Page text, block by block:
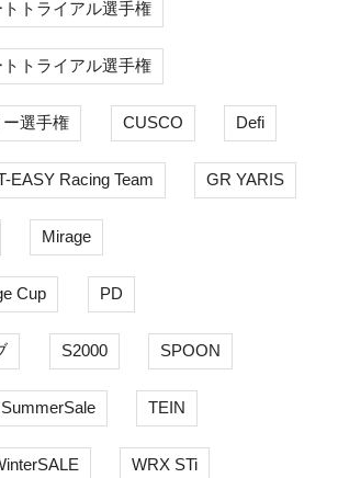
トライアル選手権
トライアル選手権
選手権 CUSCO Defi
EASY Racing Team GR YARIS
Mirage
Cup PD
S2000 SPOON
SummerSale TEIN
WRX STi